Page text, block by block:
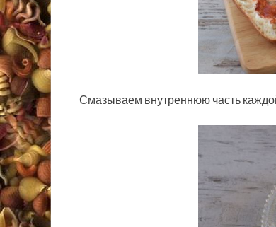
Смазываем внутреннюю часть